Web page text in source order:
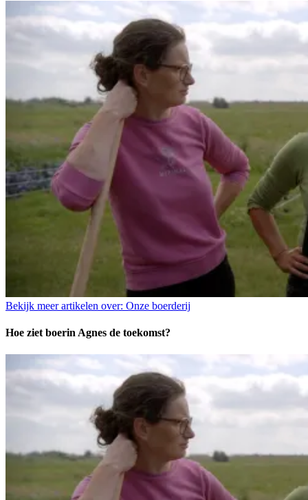
Bekijk meer artikelen over: Onze boerderij
Hoe ziet boerin Agnes de toekomst?